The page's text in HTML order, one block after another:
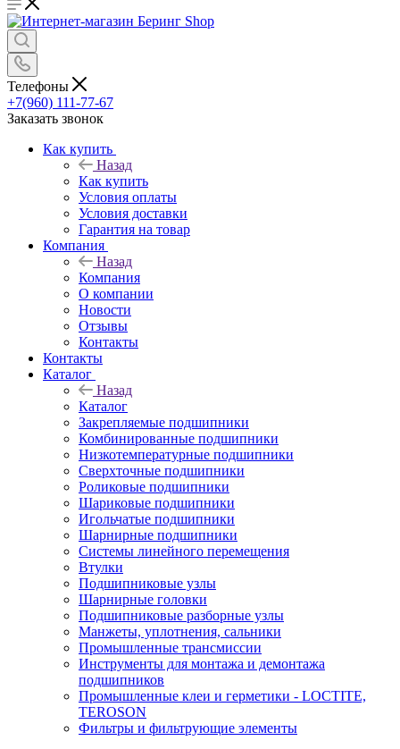
Телефоны
+7(960) 111-77-67
Заказать звонок
Как купить
Назад
Как купить
Условия оплаты
Условия доставки
Гарантия на товар
Компания
Назад
Компания
О компании
Новости
Отзывы
Контакты
Контакты
Каталог
Назад
Каталог
Закрепляемые подшипники
Комбинированные подшипники
Низкотемпературные подшипники
Сверхточные подшипники
Роликовые подшипники
Шариковые подшипники
Игольчатые подшипники
Шарнирные подшипники
Системы линейного перемещения
Втулки
Подшипниковые узлы
Шарнирные головки
Подшипниковые разборные узлы
Манжеты, уплотнения, сальники
Промышленные трансмиссии
Инструменты для монтажа и демонтажа
подшипников
Промышленные клеи и герметики - LOCTITE,
TEROSON
Фильтры и фильтрующие элементы